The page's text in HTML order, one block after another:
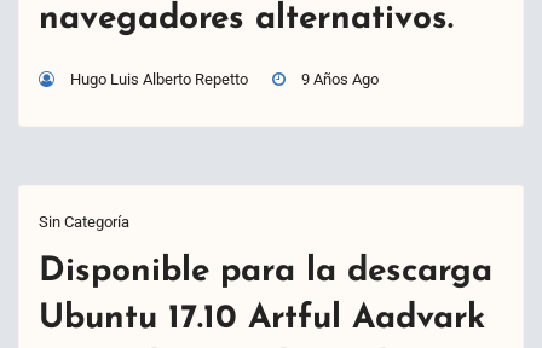
navegadores alternativos.
Hugo Luis Alberto Repetto 9 Años Ago
Sin Categoría
Disponible para la descarga
Ubuntu 17.10 Artful Aadvark